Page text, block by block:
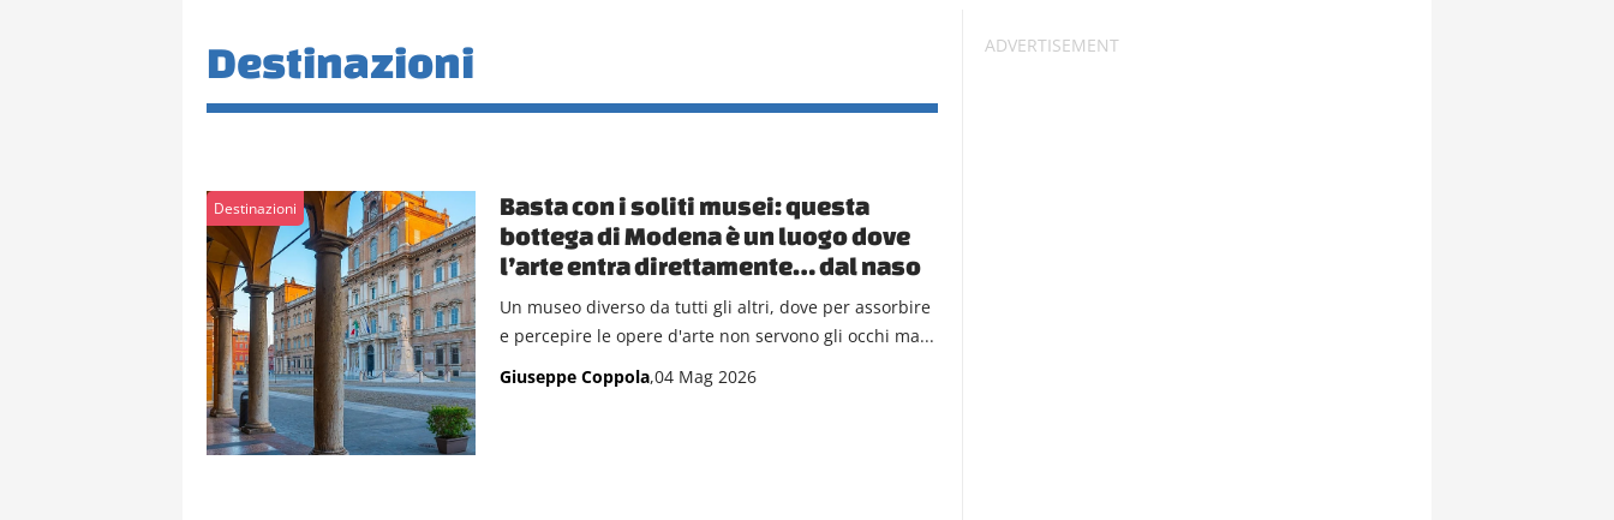
Destinazioni
Destinazioni
Basta con i soliti musei: questa
bottega di Modena è un luogo dove
l’arte entra direttamente… dal naso
Un museo diverso da tutti gli altri, dove per assorbire
e percepire le opere d'arte non servono gli occhi ma...
Giuseppe Coppola,04 Mag 2026